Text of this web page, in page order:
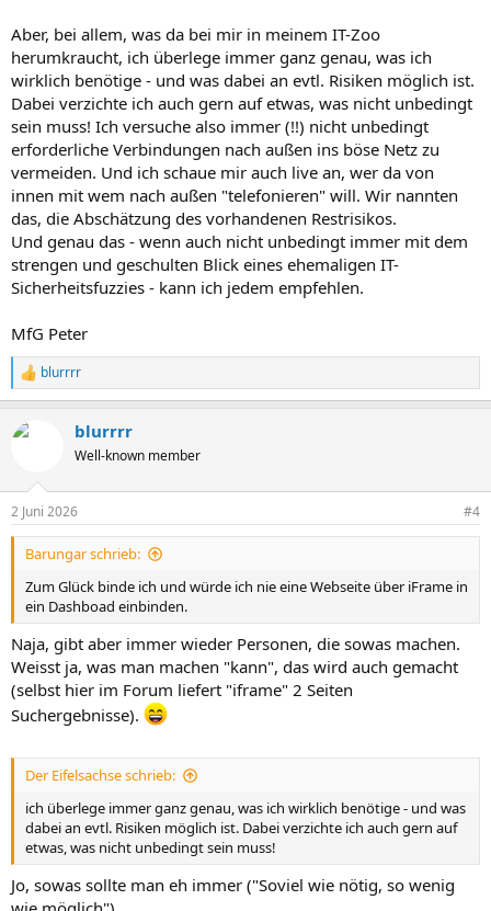
Aber, bei allem, was da bei mir in meinem IT-Zoo
herumkraucht, ich überlege immer ganz genau, was ich
wirklich benötige - und was dabei an evtl. Risiken möglich ist.
Dabei verzichte ich auch gern auf etwas, was nicht unbedingt
sein muss! Ich versuche also immer (!!) nicht unbedingt
erforderliche Verbindungen nach außen ins böse Netz zu
vermeiden. Und ich schaue mir auch live an, wer da von
innen mit wem nach außen "telefonieren" will. Wir nannten
das, die Abschätzung des vorhandenen Restrisikos.
Und genau das - wenn auch nicht unbedingt immer mit dem
strengen und geschulten Blick eines ehemaligen IT-
Sicherheitsfuzzies - kann ich jedem empfehlen.
MfG Peter
R
e
k
e
n
blurrrr
blurrrr
Well-known member
2 Juni 2026 #4
Barungar schrieb:
Zum Glück binde ich und würde ich nie eine Webseite über iFrame in
ein Dashboad einbinden.
Naja, gibt aber immer wieder Personen, die sowas machen.
Weisst ja, was man machen "kann", das wird auch gemacht
(selbst hier im Forum liefert "iframe" 2 Seiten
Suchergebnisse).
Der Eifelsachse schrieb:
ich überlege immer ganz genau, was ich wirklich benötige - und was
dabei an evtl. Risiken möglich ist. Dabei verzichte ich auch gern auf
etwas, was nicht unbedingt sein muss!
Jo, sowas sollte man eh immer ("Soviel wie nötig, so wenig